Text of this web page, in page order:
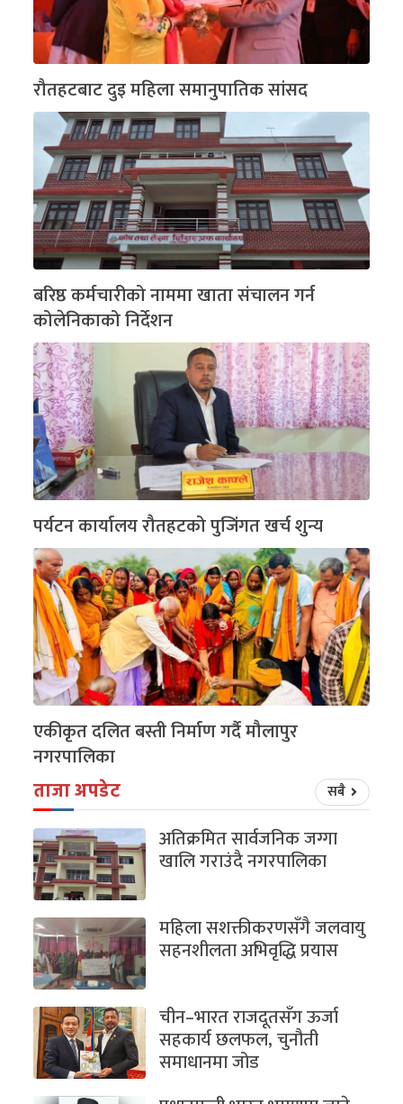
रौतहटबाट दुइ महिला समानुपातिक सांसद
बरिष्ठ कर्मचारीको नाममा खाता संचालन गर्न
कोलेनिकाको निर्देशन
पर्यटन कार्यालय रौतहटको पुजिंगत खर्च शुन्य
एकीकृत दलित बस्ती निर्माण गर्दै मौलापुर
नगरपालिका
ताजा अपडेट सबै
अतिक्रमित सार्वजनिक जग्गा
खालि गराउंदै नगरपालिका
महिला सशक्तीकरणसँगै जलवायु
सहनशीलता अभिवृद्धि प्रयास
चीन–भारत राजदूतसँग ऊर्जा
सहकार्य छलफल, चुनौती
समाधानमा जोड